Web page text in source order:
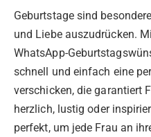
Geburtstage sind
und Liebe auszudrücken.
WhatsApp-
schnell und einfach eine
verschicken, die garantiert
herzlich, lustig oder
perfekt, um jede Frau an